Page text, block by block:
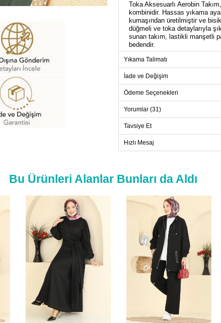
Toka Aksesuarlı Aerobin
kombinidir. Hassas yıkama
kumaşından üretilmiştir ve
düğmeli ve toka detaylarıyla
sunan takım, lastikli manşetli
bedendir.
Beden
44
46
50
38
42
Yıkama Talimatı
İade ve Değişim
Ödeme Seçenekleri
Yorumlar (31)
Tavsiye Et
Hızlı Mesaj
Bu Ürünleri Alanlar Bunları da Aldı